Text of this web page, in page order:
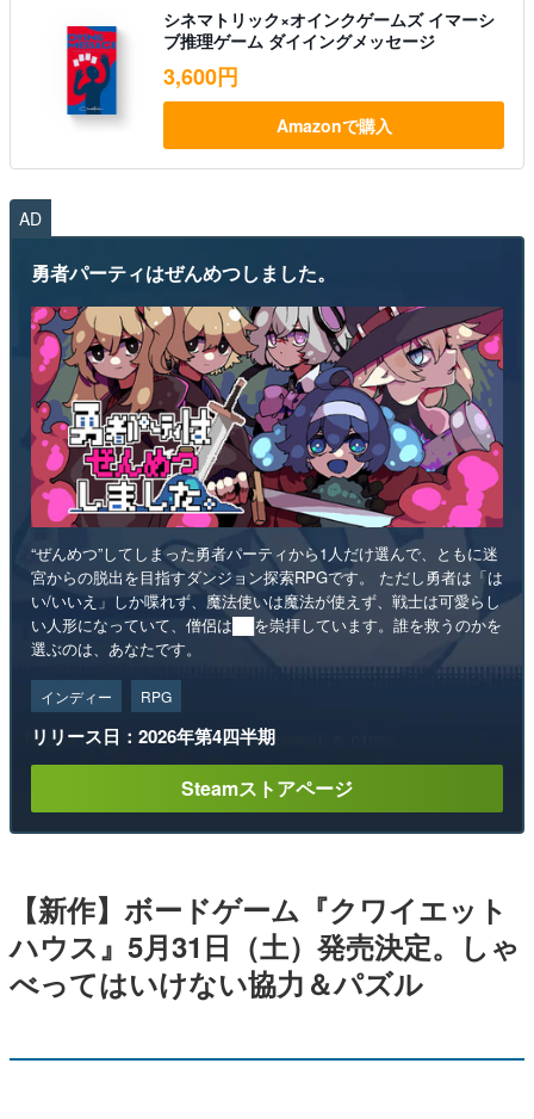
シネマトリック×オインクゲームズ イマーシ
ブ推理ゲーム ダイイングメッセージ
3,600円
Amazonで購入
AD
勇者パーティはぜんめつしました。
“ぜんめつ”してしまった勇者パーティから1人だけ選んで、ともに迷
宮からの脱出を目指すダンジョン探索RPGです。 ただし勇者は「は
い/いいえ」しか喋れず、魔法使いは魔法が使えず、戦士は可愛らし
い人形になっていて、僧侶は██を崇拝しています。誰を救うのかを
選ぶのは、あなたです。
インディー RPG
リリース日：2026年第4四半期
Steamストアページ
【新作】ボードゲーム『クワイエット
ハウス』5月31日（土）発売決定。しゃ
べってはいけない協力＆パズル